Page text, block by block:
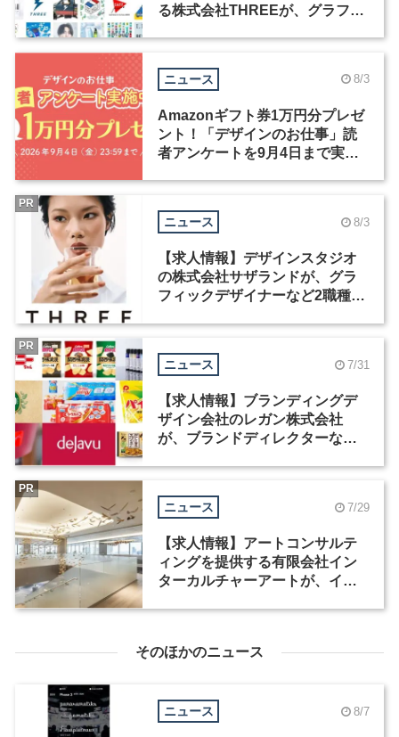
る株式会社THREEが、グラフィ
ニュース 8/3
Amazonギフト券1万円分プレゼ
ント！「デザインのお仕事」読
者アンケートを9月4日まで実施
ニュース 8/3
【求人情報】デザインスタジオ
の株式会社サザランドが、グラ
フィックデザイナーなど2職種を
PR
ニュース 7/31
【求人情報】ブランディングデ
ザイン会社のレガン株式会社
が、ブランドディレクターなど3
PR
ニュース 7/29
【求人情報】アートコンサルテ
ィングを提供する有限会社イン
ターカルチャーアートが、イン
PR
そのほかのニュース
ニュース 8/7